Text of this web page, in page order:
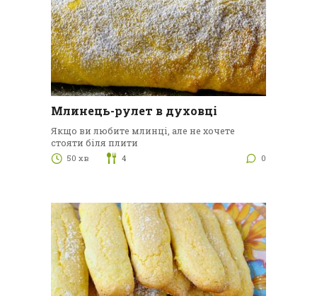
Млинець-рулет в духовці
Якщо ви любите млинці, але не хочете
стояти біля плити
50 хв 4 0